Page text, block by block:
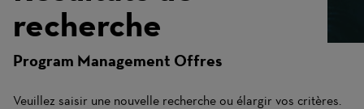
recherche
Program Management Offres
Veuillez saisir une nouvelle recherche ou élargir vos critères.